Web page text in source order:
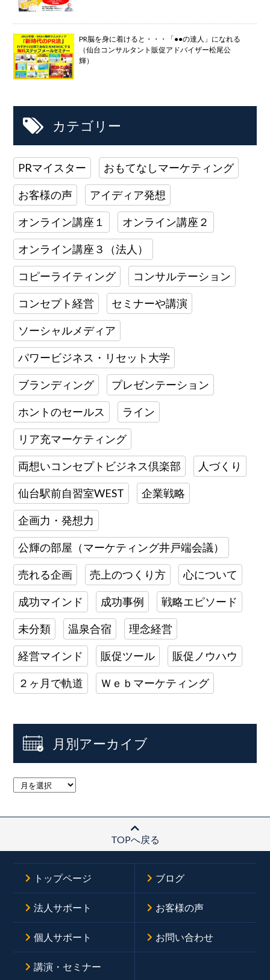
PR脳を身に着けると・・・「●●の達人」になれる
（仙台コンサルタント販促アドバイザー松尾公
輝）
カテゴリー
PRマイスター おもてなしマーケティング
お客様の声 アイディア発想
オンライン講座１ オンライン講座２
オンライン講座３（法人）
コピーライティング コンサルテーション
コンセプト経営 セミナーや講演
ソーシャルメディア
パワービジネス・リセット大学
ブランディング プレゼンテーション
ホントのセールス ライン
リア充マーケティング
両想いコンセプトビジネス倶楽部 人づくり
仙台駅前自習室WEST 企業戦略
企画力・発想力
公輝の部屋（マーケティング井戸端会議）
売れる企画 売上のつくり方 心について
成功マインド 成功事例 戦略エピソード
未分類 温泉合宿 理念経営
経営マインド 販促ツール 販促ノウハウ
２ヶ月で軌道 Ｗｅｂマーケティング
月別アーカイブ
TOPへ戻る
トップページ
法人サポート
個人サポート
講演・セミナー
ブログ
お客様の声
お問い合わせ